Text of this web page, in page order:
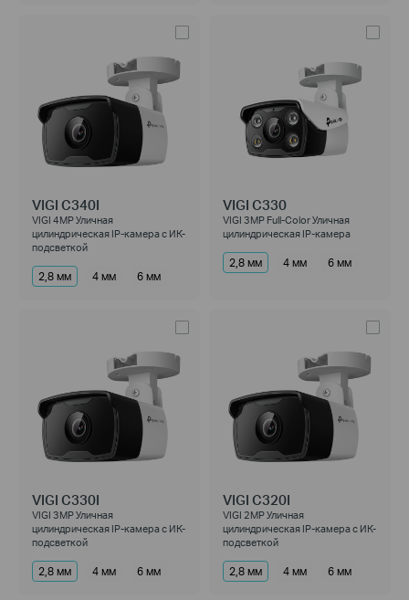
VIGI C340I
VIGI 4MP Уличная
цилиндрическая IP-камера с ИК-
подсветкой
2,8 мм 4 мм 6 мм
VIGI C330
VIGI 3MP Full-Color Уличная
цилиндрическая IP-камера
2,8 мм 4 мм 6 мм
VIGI C330I
VIGI 3MP Уличная
цилиндрическая IP-камера с ИК-
подсветкой
2,8 мм 4 мм 6 мм
VIGI C320I
VIGI 2MP Уличная
цилиндрическая IP-камера с ИК-
подсветкой
2,8 мм 4 мм 6 мм